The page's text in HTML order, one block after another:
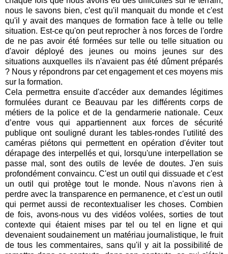
nous le savons bien, c'est qu'il manquait du monde et c'est
qu'il y avait des manques de formation face à telle ou telle
situation. Est-ce qu'on peut reprocher à nos forces de l'ordre
de ne pas avoir été formées sur telle ou telle situation ou
d'avoir déployé des jeunes ou moins jeunes sur des
situations auxquelles ils n'avaient pas été dûment préparés
? Nous y répondrons par cet engagement et ces moyens mis
sur la formation.
Cela permettra ensuite d'accéder aux demandes légitimes
formulées durant ce Beauvau par les différents corps de
métiers de la police et de la gendarmerie nationale. Ceux
d’entre vous qui appartiennent aux forces de sécurité
publique ont souligné durant les tables-rondes l'utilité des
caméras piétons qui permettent en opération d'éviter tout
dérapage des interpellés et qui, lorsqu'une interpellation se
passe mal, sont des outils de levée de doutes. J'en suis
profondément convaincu. C'est un outil qui dissuade et c'est
un outil qui protège tout le monde. Nous n'avons rien à
perdre avec la transparence en permanence, et c'est un outil
qui permet aussi de recontextualiser les choses. Combien
de fois, avons-nous vu des vidéos volées, sorties de tout
contexte qui étaient mises par tel ou tel en ligne et qui
devenaient soudainement un matériau journalistique, le fruit
de tous les commentaires, sans qu'il y ait la possibilité de